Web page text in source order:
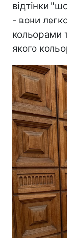
відтінки
- вони
кольорами
якого